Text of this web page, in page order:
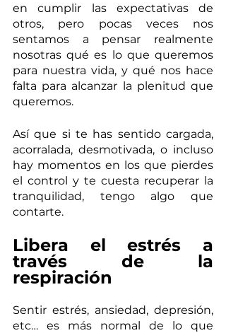
en cumplir las expectativas de
otros, pero pocas veces nos
sentamos a pensar realmente
nosotras qué es lo que queremos
para nuestra vida, y qué nos hace
falta para alcanzar la plenitud que
queremos.
Así que si te has sentido cargada,
acorralada, desmotivada, o incluso
hay momentos en los que pierdes
el control y te cuesta recuperar la
tranquilidad, tengo algo que
contarte.
Libera el estrés a
través de la
respiración
Sentir estrés, ansiedad, depresión,
etc… es más normal de lo que